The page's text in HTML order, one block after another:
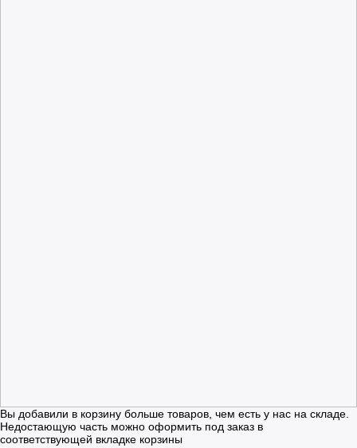
Вы добавили в корзину больше товаров, чем есть у нас на складе.
Недостающую часть можно оформить под заказ в
соответствующей вкладке корзины